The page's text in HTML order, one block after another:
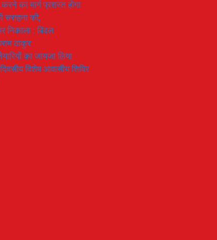
का मार्ग प्रशस्त होगा
सराहना की,
निकाला : बिंदल
ठाकुर
का जायजा लिया
विशेष आवासीय शिविर